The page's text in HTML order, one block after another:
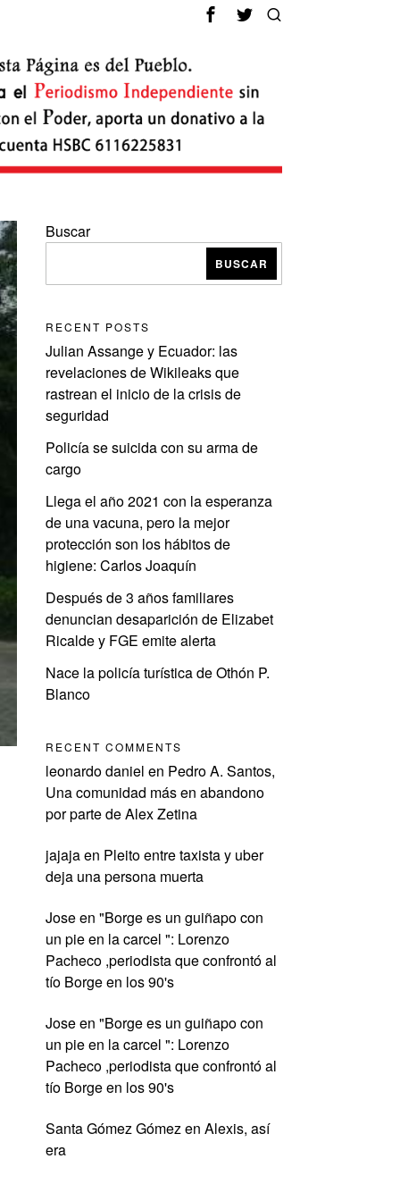
Buscar
BUSCAR
RECENT POSTS
Julian Assange y Ecuador: las
revelaciones de Wikileaks que
rastrean el inicio de la crisis de
seguridad
Policía se suicida con su arma de
cargo
Llega el año 2021 con la esperanza
de una vacuna, pero la mejor
protección son los hábitos de
higiene: Carlos Joaquín
Después de 3 años familiares
denuncian desaparición de Elizabet
Ricalde y FGE emite alerta
Nace la policía turística de Othón P.
Blanco
RECENT COMMENTS
leonardo daniel en Pedro A. Santos,
Una comunidad más en abandono
por parte de Alex Zetina
jajajaen Pleito entre taxista y uber
deja una persona muerta
Joseen "Borge es un guiñapo con
un pie en la carcel ": Lorenzo
Pacheco ,periodista que confrontó al
tío Borge en los 90's
Joseen "Borge es un guiñapo con
un pie en la carcel ": Lorenzo
Pacheco ,periodista que confrontó al
tío Borge en los 90's
Santa Gómez Gómezen Alexis, así
era